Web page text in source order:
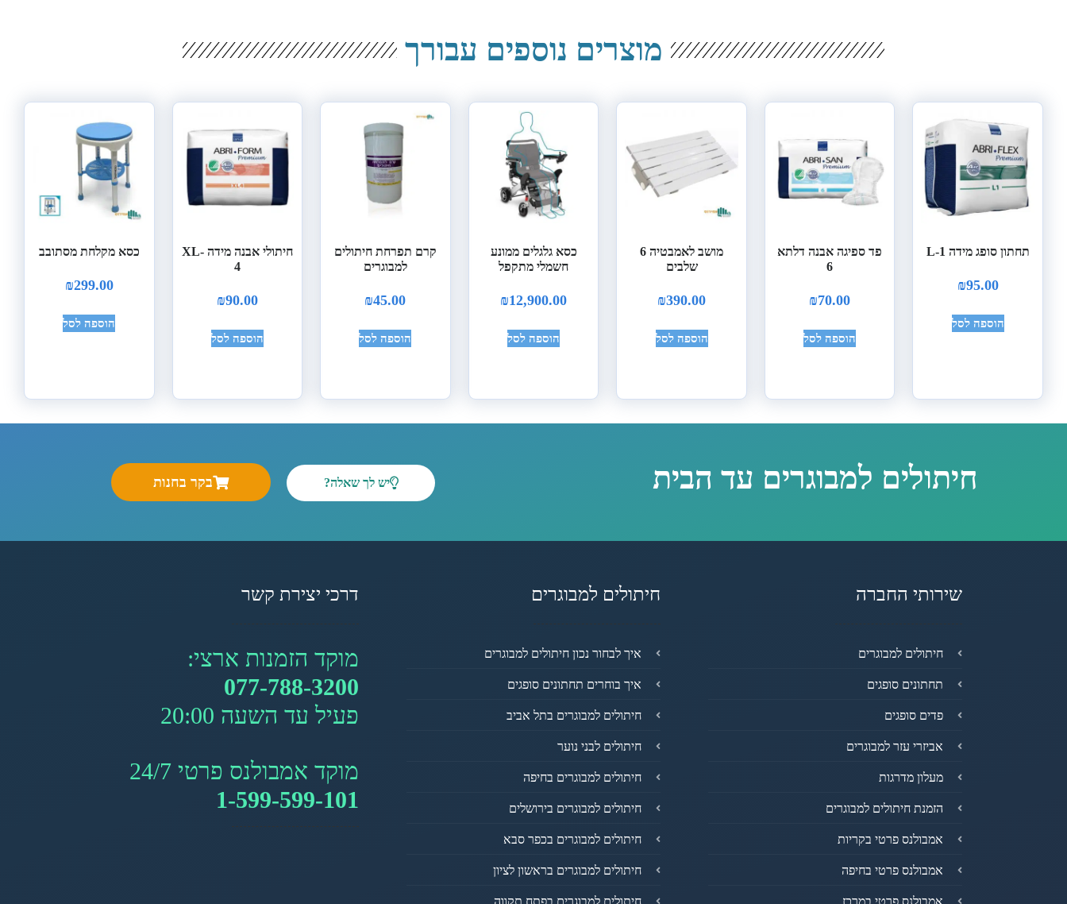
מוצרים נוספים עבורך
תחתון סופג מידה L-1
₪95.00
הוספה לסל
פד ספיגה אבנה דלתא
6
₪70.00
הוספה לסל
מושב לאמבטיה 6
שלבים
₪390.00
הוספה לסל
כסא גלגלים ממונע
חשמלי מתקפל
₪12,900.00
הוספה לסל
קרם תפרחת חיתולים
למבוגרים
₪45.00
הוספה לסל
חיתולי אבנה מידה XL-
4
₪90.00
הוספה לסל
כסא מקלחת מסתובב
₪299.00
הוספה לסל
חיתולים למבוגרים עד הבית יש לך שאלה? בקר בחנות
שירותי החברה
חיתולים למבוגרים
תחתונים סופגים
פדים סופגים
אביזרי עזר למבוגרים
מעלון מדרגות
הזמנת חיתולים למבוגרים
אמבולנס פרטי בקריות
אמבולנס פרטי בחיפה
אמבולנס פרטי במרכז
חיתולים למבוגרים
איך לבחור נכון חיתולים למבוגרים
איך בוחרים תחתונים סופגים
חיתולים למבוגרים בתל אביב
חיתולים לבני נוער
חיתולים למבוגרים בחיפה
חיתולים למבוגרים בירושלים
חיתולים למבוגרים בכפר סבא
חיתולים למבוגרים בראשון לציון
חיתולים למבוגרים בפתח תקווה
דרכי יצירת קשר
מוקד הזמנות ארצי:
077-788-3200
פעיל עד השעה 20:00
מוקד אמבולנס פרטי 24/7
1-599-599-101